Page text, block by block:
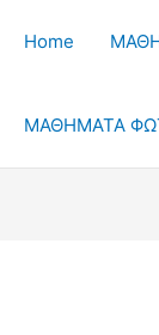
Home
ΜΑΘΗΜΑΤΑ